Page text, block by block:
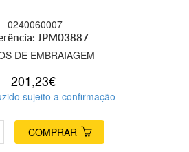
0240060007
JPM03887
DE EMBRAIAGEM
201,23€
sujeito a confirmação
COMPRAR